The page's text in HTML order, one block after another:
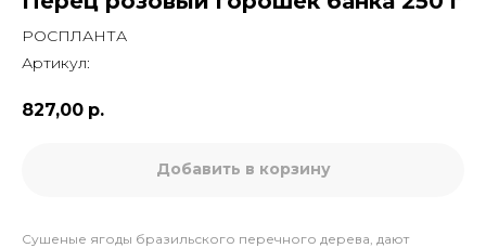
РОСПЛАНТА
Артикул:
827,00 р.
Добавить в корзину
Сушеные ягоды бразильского перечного дерева, дают